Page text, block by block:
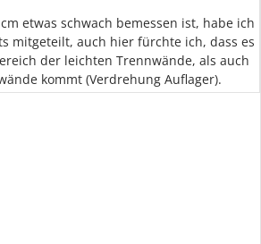
etwas schwach bemessen ist, habe ich
mitgeteilt, auch hier fürchte ich, dass es
der leichten Trennwände, als auch
kommt (Verdrehung Auflager).